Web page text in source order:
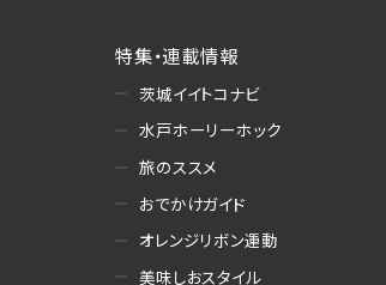
特集・連載情報
茨城イイトコナビ
水戸ホーリーホック
旅のススメ
おでかけガイド
オレンジリボン運動
美味しおスタイル